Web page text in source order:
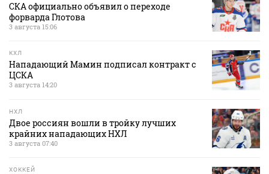
СКА официально объявил о переходе
форварда Глотова
3 августа 15:06
КХЛ
Нападающий Мамин подписал контракт с
ЦСКА
3 августа 14:20
НХЛ
Двое россиян вошли в тройку лучших
крайних нападающих НХЛ
3 августа 07:40
ХОККЕЙ